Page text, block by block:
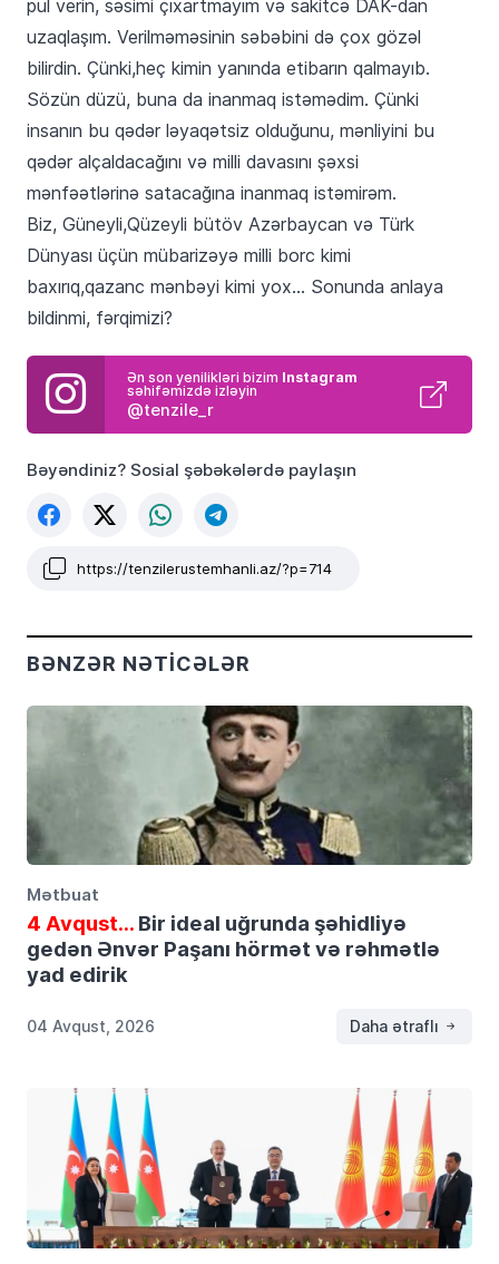
pul verin, səsimi çıxartmayım və sakitcə DAK-dan
uzaqlaşım. Verilməməsinin səbəbini də çox gözəl
bilirdin. Çünki,heç kimin yanında etibarın qalmayıb.
Sözün düzü, buna da inanmaq istəmədim. Çünki
insanın bu qədər ləyaqətsiz olduğunu, mənliyini bu
qədər alçaldacağını və milli davasını şəxsi
mənfəətlərinə satacağına inanmaq istəmirəm.
Biz, Güneyli,Qüzeyli bütöv Azərbaycan və Türk
Dünyası üçün mübarizəyə milli borc kimi
baxırıq,qazanc mənbəyi kimi yox… Sonunda anlaya
bildinmi, fərqimizi?
Ən son yenilikləri bizim Instagram
səhifəmizdə izləyin
@tenzile_r
Bəyəndiniz? Sosial şəbəkələrdə paylaşın
https://tenzilerustemhanli.az/?p=714
BƏNZƏR NƏTICƏLƏR
Mətbuat
4 Avqust…Bir ideal uğrunda şəhidliyə
gedən Ənvər Paşanı hörmət və rəhmətlə
yad edirik
04 Avqust, 2026 Daha ətraflı